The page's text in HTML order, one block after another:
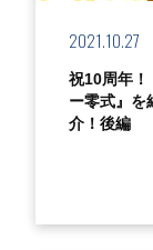
2021.10.27
祝10周年！
ー零式』を
介！後編